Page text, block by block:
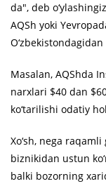
da", deb
AQSh yoki
Masalan, AQShda
narxlari $40 dan
ko‘tarilishi odatiy
Xo‘sh, nega
biznikidan ustun
balki bozorning